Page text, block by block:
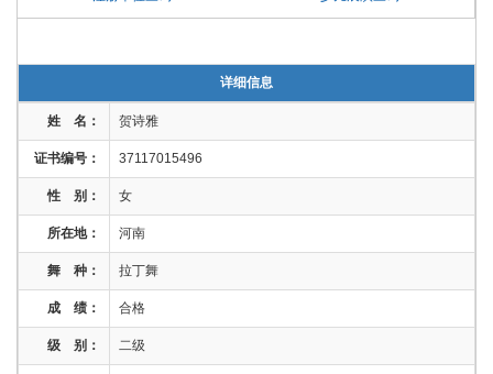
详细信息
姓 名： 贺诗雅
证书编号： 37117015496
性 别： 女
所在地： 河南
舞 种： 拉丁舞
成 绩： 合格
级 别： 二级